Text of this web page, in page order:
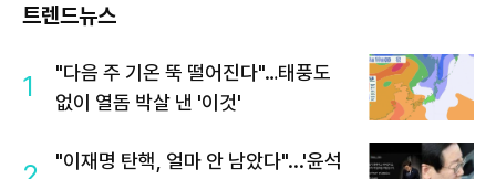
트렌드뉴스
1
"다음 주 기온 뚝 떨어진다"…태풍도
없이 열돔 박살 낸 '이것'
"이재명 탄핵, 얼마 안 남았다"...'윤석